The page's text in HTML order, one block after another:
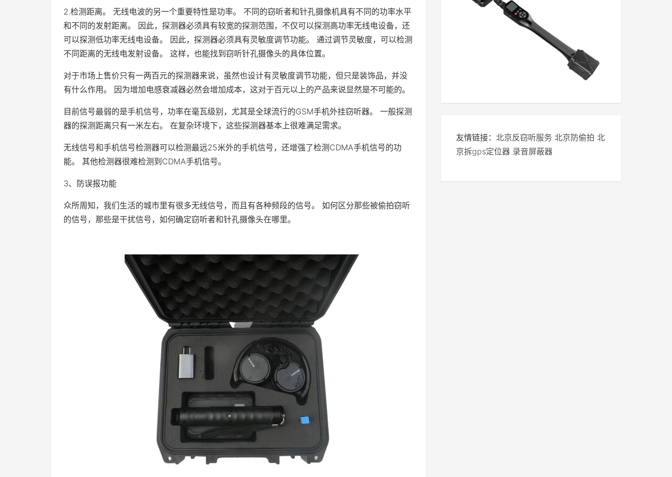
2.检测距离。 无线电波的另一个重要特性是功率。 不同的窃听者和针孔摄像机具有不同的功率水平
和不同的发射距离。 因此，探测器必须具有较宽的探测范围，不仅可以探测高功率无线电设备，还
可以探测低功率无线电设备。 因此，探测器必须具有灵敏度调节功能。 通过调节灵敏度，可以检测
不同距离的无线电发射设备。 这样，也能找到窃听针孔摄像头的具体位置。
对于市场上售价只有一两百元的探测器来说，虽然也设计有灵敏度调节功能，但只是装饰品，并没
有什么作用。 因为增加电感衰减器必然会增加成本，这对于百元以上的产品来说显然是不可能的。
目前信号最弱的是手机信号，功率在毫瓦级别，尤其是全球流行的GSM手机外挂窃听器。 一般探测
器的探测距离只有一米左右。 在复杂环境下，这些探测器基本上很难满足需求。
无线信号和手机信号检测器可以检测最远25米外的手机信号，还增强了检测CDMA手机信号的功
能。 其他检测器很难检测到CDMA手机信号。
3、防误报功能
众所周知，我们生活的城市里有很多无线信号，而且有各种频段的信号。 如何区分那些被偷拍窃听
的信号，那些是干扰信号，如何确定窃听者和针孔摄像头在哪里。
友情链接： 北京反窃听服务 北京防偷拍 北
京拆gps定位器 录音屏蔽器